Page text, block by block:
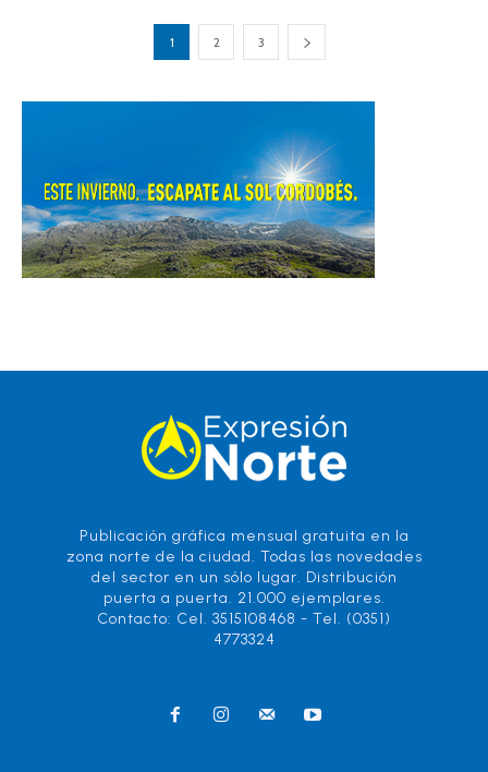
1 2 3
Publicación gráfica mensual gratuita en la
zona norte de la ciudad. Todas las novedades
del sector en un sólo lugar. Distribución
puerta a puerta. 21.000 ejemplares.
Contacto: Cel. 3515108468 - Tel. (0351)
4773324